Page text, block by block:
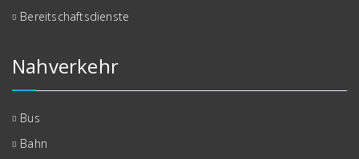
Bereitschaftsdienste
Nahverkehr
Bus
Bahn